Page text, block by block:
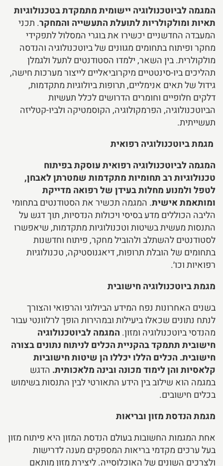
המגמה לביוטכנולוגיה יישומית מתמקדת בטכנולוגיות
תאיות ומולקולריות לתועלת התעשייה והמחקר. תכני
המעבדה החדשניים יכשירו את בוגרי המסלול לתפקידי
מחקר ופיתוח בתחומים מגוונים של ביוטכנולוגיה והנדסה
מולקולרית. בין השאר, ילמדו הסטודנטים לתעל ולגמלן
תהליכים ביו-סינטטיים מיקרוביאליים לייצור מערכות חישה,
גידול של תאים אנימליים, תרופות ביולוגיות מתקדמות,
דלקים חלופיים וחומרים הדרושים לכלל תעשיות
הביוטכנולוגיה, הפרמקולוגיה, הקוסמטיקה ולביו-קטליזה
תעשייתית.
מגמת ביוטכנולוגיה רפואית
המגמה לביוטכנולוגיה רפואית עוסקת בפיתוח
טכנולוגיות רב תחומיות מתקדמות שמטרתן לאבחן,
לטפל ולמנוע מחלות בעידן של רפואה מדייקת
ומותאמת אישית. המגמה תכשיר את הסטודנטים בתחומי
הליבה הכוללים מדע בסיסי ויכולות הנדסיות, תוך דגש על
התנסות מעשית בשיטות וטכנולוגיות מתקדמות, שיאפשרו
לסטודנטים להשתלב ולהוביל מחקר, פיתוח וחדשנות
בתחומים של הובלת תרופות, דיאגנוסטיקה, טכנולוגיות
רפואיות וכו׳.​
מגמת ביוטכנולוגיה חישובית
בשנים האחרונות נפח המידע הביולוגי והרפואי והצורך
לנתח נתונים שכאלו ביעילות ובמהירות הופך לרלוונטי עבור
מהנדסי ביוטכנולוגיה ומזון. המגמה לביוטכנולוגיה
חישובית תתמקד בהקניית הכלים לניתוח נתונים בצורה
חישובית. הכלים הללו יכללו הן שיטות חישוביות
קלאסיות והן לימוד מכונה ובינה מלאכותית. הדגש
במגמה הוא שילוב בין הידע התאורטי לבין התנסות בשימוש
בכלים חישובים.
מגמת הנדסת מזון ובריאות
אחת המגמות החשובות בעולם הנדסת המזון היא פיתוח מזון
בעל ערכים מקדמי בריאות המספקים מענה לדרישות
ולצרכים השונים של האוכלוסייה. ליצירת מזון מותאם